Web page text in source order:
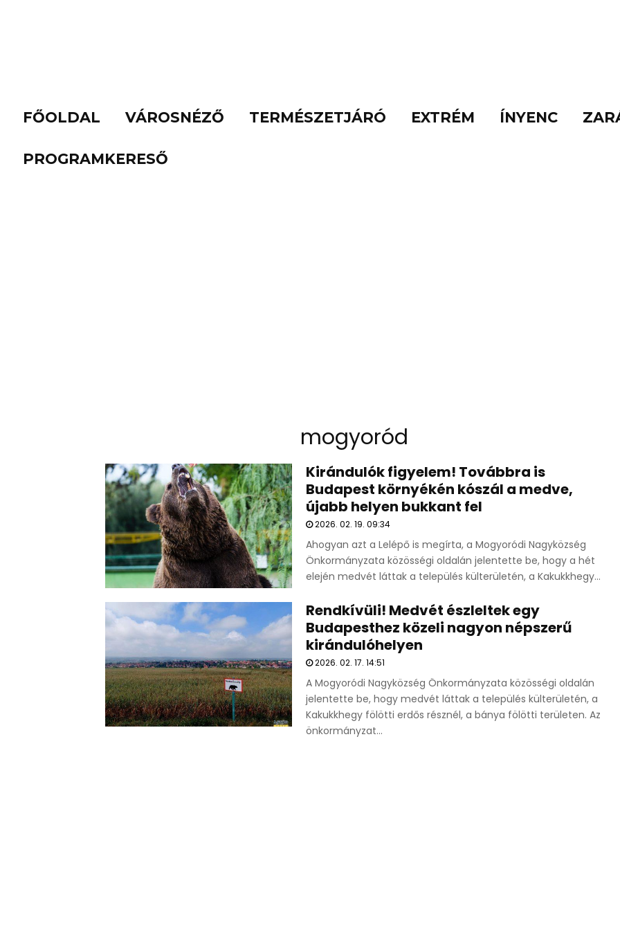
FŐOLDAL VÁROSNÉZŐ TERMÉSZETJÁRÓ EXTRÉM ÍNYENC
PROGRAMKERESŐ
mogyoród
Kirándulók figyelem! Továbbra is
Budapest környékén kószál a medve,
újabb helyen bukkant fel
2026. 02. 19. 09:34
Ahogyan azt a Lelépő is megírta, a Mogyoródi Nagyközség
Önkormányzata közösségi oldalán jelentette be, hogy a hét
elején medvét láttak a település külterületén, a Kakukkhegy...
Rendkívüli! Medvét észleltek egy
Budapesthez közeli nagyon népszerű
kirándulóhelyen
2026. 02. 17. 14:51
A Mogyoródi Nagyközség Önkormányzata közösségi oldalán
jelentette be, hogy medvét láttak a település külterületén, a
Kakukkhegy fölötti erdős résznél, a bánya fölötti területen. Az
önkormányzat...